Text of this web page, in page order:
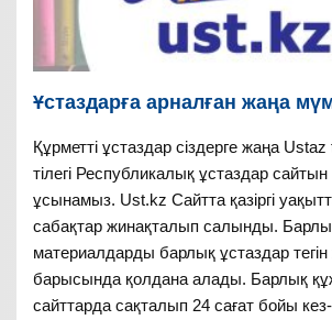
Ұстаздарға арналған жаңа
Құрметті ұстаздар сіздерге жаңа
тілегі Республикалық ұстаздар сайтын
ұсынамыз. Ust.kz Сайтта қазіргі
сабақтар жинақталып салынды.
материалдарды барлық ұстаздар
барысында қолдана алады. Барлық
сайттарда сақталып 24 сағат бойы